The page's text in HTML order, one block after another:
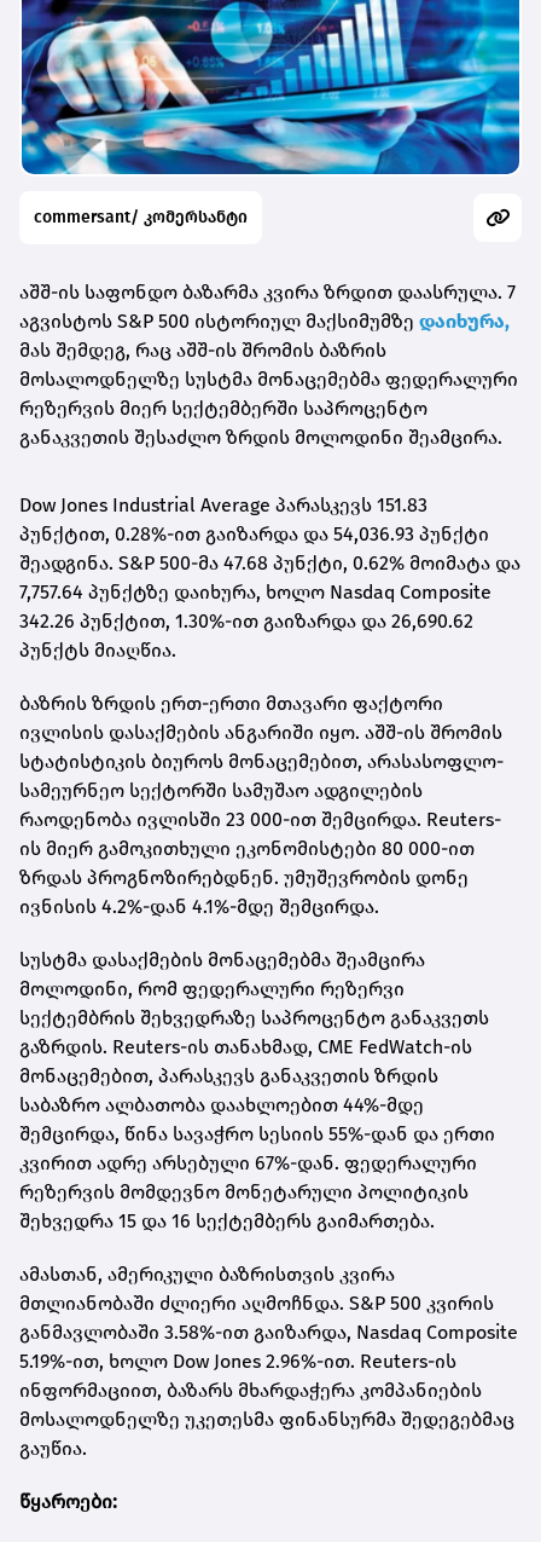
commersant/ კომერსანტი
აშშ-ის საფონდო ბაზარმა კვირა ზრდით დაასრულა. 7
აგვისტოს S&P 500 ისტორიულ მაქსიმუმზე დაიხურა,
მას შემდეგ, რაც აშშ-ის შრომის ბაზრის
მოსალოდნელზე სუსტმა მონაცემებმა ფედერალური
რეზერვის მიერ სექტემბერში საპროცენტო
განაკვეთის შესაძლო ზრდის მოლოდინი შეამცირა.
Dow Jones Industrial Average პარასკევს 151.83
პუნქტით, 0.28%-ით გაიზარდა და 54,036.93 პუნქტი
შეადგინა. S&P 500-მა 47.68 პუნქტი, 0.62% მოიმატა და
7,757.64 პუნქტზე დაიხურა, ხოლო Nasdaq Composite
342.26 პუნქტით, 1.30%-ით გაიზარდა და 26,690.62
პუნქტს მიაღწია.
ბაზრის ზრდის ერთ-ერთი მთავარი ფაქტორი
ივლისის დასაქმების ანგარიში იყო. აშშ-ის შრომის
სტატისტიკის ბიუროს მონაცემებით, არასასოფლო-
სამეურნეო სექტორში სამუშაო ადგილების
რაოდენობა ივლისში 23 000-ით შემცირდა. Reuters-
ის მიერ გამოკითხული ეკონომისტები 80 000-ით
ზრდას პროგნოზირებდნენ. უმუშევრობის დონე
ივნისის 4.2%-დან 4.1%-მდე შემცირდა.
სუსტმა დასაქმების მონაცემებმა შეამცირა
მოლოდინი, რომ ფედერალური რეზერვი
სექტემბრის შეხვედრაზე საპროცენტო განაკვეთს
გაზრდის. Reuters-ის თანახმად, CME FedWatch-ის
მონაცემებით, პარასკევს განაკვეთის ზრდის
საბაზრო ალბათობა დაახლოებით 44%-მდე
შემცირდა, წინა სავაჭრო სესიის 55%-დან და ერთი
კვირით ადრე არსებული 67%-დან. ფედერალური
რეზერვის მომდევნო მონეტარული პოლიტიკის
შეხვედრა 15 და 16 სექტემბერს გაიმართება.
ამასთან, ამერიკული ბაზრისთვის კვირა
მთლიანობაში ძლიერი აღმოჩნდა. S&P 500 კვირის
განმავლობაში 3.58%-ით გაიზარდა, Nasdaq Composite
5.19%-ით, ხოლო Dow Jones 2.96%-ით. Reuters-ის
ინფორმაციით, ბაზარს მხარდაჭერა კომპანიების
მოსალოდნელზე უკეთესმა ფინანსურმა შედეგებმაც
გაუწია.
წყაროები: